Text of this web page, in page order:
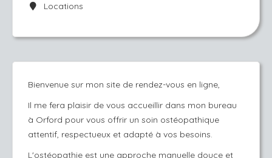
Locations
Bienvenue sur mon site de rendez-vous en ligne,
Il me fera plaisir de vous accueillir dans mon bureau
à Orford pour vous offrir un soin ostéopathique
attentif, respectueux et adapté à vos besoins.
L'ostéopathie est une approche manuelle douce et